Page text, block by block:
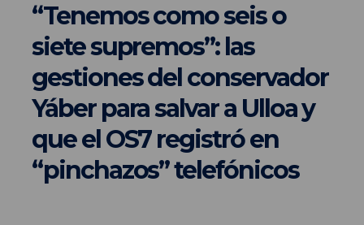
“Tenemos como seis o
siete supremos”: las
gestiones del conservador
Yáber para salvar a Ulloa y
que el OS7 registró en
“pinchazos” telefónicos